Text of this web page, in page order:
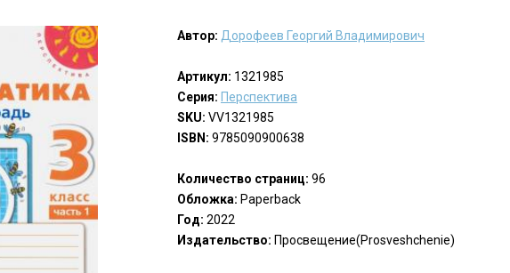
Автор: Дорофеев Георгий Владимирович
Артикул: 1321985
Серия: Перспектива
SKU: VV1321985
ISBN: 9785090900638
Количество страниц: 96
Обложка: Paperback
Год: 2022
Издательство: Просвещение(Prosveshchenie)